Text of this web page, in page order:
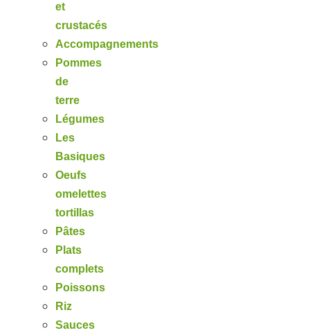
et
crustacés
Accompagnements
Pommes
de
terre
Légumes
Les
Basiques
Oeufs
omelettes
tortillas
Pâtes
Plats
complets
Poissons
Riz
Sauces